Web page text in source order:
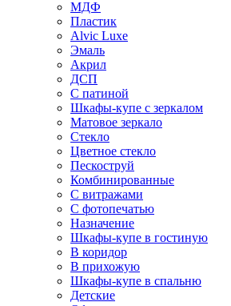
МДФ
Пластик
Alvic Luxe
Эмаль
Акрил
ДСП
С патиной
Шкафы-купе с зеркалом
Матовое зеркало
Стекло
Цветное стекло
Пескоструй
Комбинированные
С витражами
С фотопечатью
Назначение
Шкафы-купе в гостиную
В коридор
В прихожую
Шкафы-купе в спальню
Детские